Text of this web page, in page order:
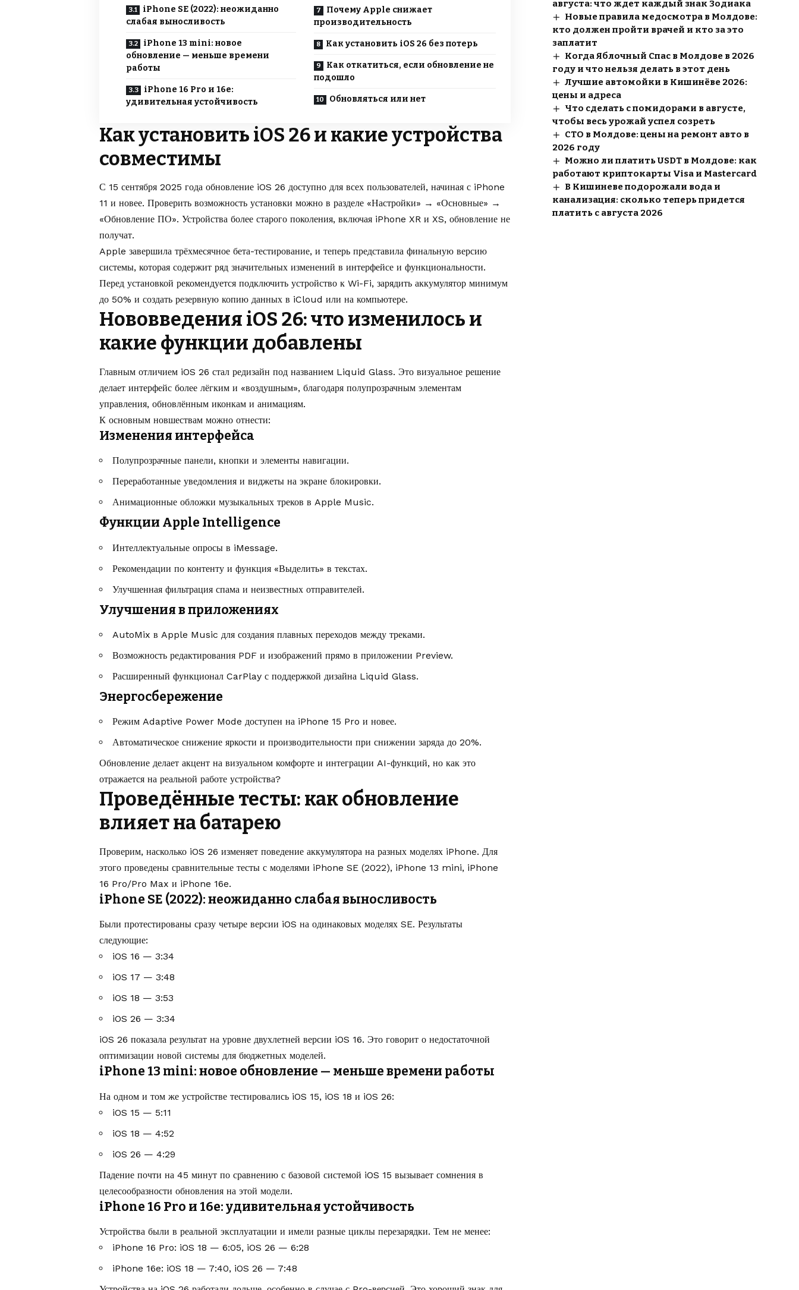
iPhone SE (2022): неожиданно
слабая выносливость
iPhone 13 mini: новое
обновление — меньше времени
работы
iPhone 16 Pro и 16e:
удивительная устойчивость
Почему Apple снижает
производительность
Как установить iOS 26 без потерь
Как откатиться, если обновление не
подошло
Обновляться или нет
Как установить iOS 26 и какие устройства
совместимы
С 15 сентября 2025 года обновление iOS 26 доступно для всех пользователей, начиная с iPhone
11 и новее. Проверить возможность установки можно в разделе «Настройки» → «Основные» →
«Обновление ПО». Устройства более старого поколения, включая iPhone XR и XS, обновление не
получат.
Apple завершила трёхмесячное бета-тестирование, и теперь представила финальную версию
системы, которая содержит ряд значительных изменений в интерфейсе и функциональности.
Перед установкой рекомендуется подключить устройство к Wi-Fi, зарядить аккумулятор минимум
до 50% и создать резервную копию данных в iCloud или на компьютере.
Нововведения iOS 26: что изменилось и
какие функции добавлены
Главным отличием iOS 26 стал редизайн под названием Liquid Glass. Это визуальное решение
делает интерфейс более лёгким и «воздушным», благодаря полупрозрачным элементам
управления, обновлённым иконкам и анимациям.
К основным новшествам можно отнести:
Изменения интерфейса
Полупрозрачные панели, кнопки и элементы навигации.
Переработанные уведомления и виджеты на экране блокировки.
Анимационные обложки музыкальных треков в Apple Music.
Функции Apple Intelligence
Интеллектуальные опросы в iMessage.
Рекомендации по контенту и функция «Выделить» в текстах.
Улучшенная фильтрация спама и неизвестных отправителей.
Улучшения в приложениях
AutoMix в Apple Music для создания плавных переходов между треками.
Возможность редактирования PDF и изображений прямо в приложении Preview.
Расширенный функционал CarPlay с поддержкой дизайна Liquid Glass.
Энергосбережение
Режим Adaptive Power Mode доступен на iPhone 15 Pro и новее.
Автоматическое снижение яркости и производительности при снижении заряда до 20%.
Обновление делает акцент на визуальном комфорте и интеграции AI-функций, но как это
отражается на реальной работе устройства?
Проведённые тесты: как обновление
влияет на батарею
Проверим, насколько iOS 26 изменяет поведение аккумулятора на разных моделях iPhone. Для
этого проведены сравнительные тесты с моделями iPhone SE (2022), iPhone 13 mini, iPhone
16 Pro/Pro Max и iPhone 16e.
iPhone SE (2022): неожиданно слабая выносливость
Были протестированы сразу четыре версии iOS на одинаковых моделях SE. Результаты
следующие:
iOS 16 — 3:34
iOS 17 — 3:48
iOS 18 — 3:53
iOS 26 — 3:34
iOS 26 показала результат на уровне двухлетней версии iOS 16. Это говорит о недостаточной
оптимизации новой системы для бюджетных моделей.
iPhone 13 mini: новое обновление — меньше времени работы
На одном и том же устройстве тестировались iOS 15, iOS 18 и iOS 26:
iOS 15 — 5:11
iOS 18 — 4:52
iOS 26 — 4:29
Падение почти на 45 минут по сравнению с базовой системой iOS 15 вызывает сомнения в
целесообразности обновления на этой модели.
iPhone 16 Pro и 16e: удивительная устойчивость
Устройства были в реальной эксплуатации и имели разные циклы перезарядки. Тем не менее:
iPhone 16 Pro: iOS 18 — 6:05, iOS 26 — 6:28
iPhone 16e: iOS 18 — 7:40, iOS 26 — 7:48
августа: что ждет каждый знак Зодиака
Новые правила медосмотра в Молдове:
кто должен пройти врачей и кто за это
заплатит
Когда Яблочный Спас в Молдове в 2026
году и что нельзя делать в этот день
Лучшие автомойки в Кишинёве 2026:
цены и адреса
Что сделать с помидорами в августе,
чтобы весь урожай успел созреть
СТО в Молдове: цены на ремонт авто в
2026 году
Можно ли платить USDT в Молдове: как
работают криптокарты Visa и Mastercard
В Кишиневе подорожали вода и
канализация: сколько теперь придется
платить с августа 2026